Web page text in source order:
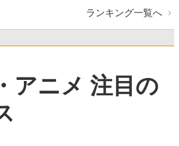
ランキング一覧へ
アニメ 注目の